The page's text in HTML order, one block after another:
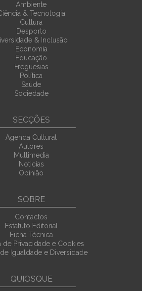
Ambiente
& Tecnologia
Cultura
Desporto
& Inclusão
Economia
Educação
Freguesias
Política
Saúde
Sociedade
SECÇÕES
Agenda Cultural
Autores
Multimedia
Noticias
Opinião
SOBRE
Contactos
Estatuto Editorial
Ficha Técnica
de Privacidade e Cookies
Igualdade e Diversidade
QUIOSQUE